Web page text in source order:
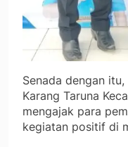
Senada dengan
Karang Taruna
mengajak para
kegiatan positif di